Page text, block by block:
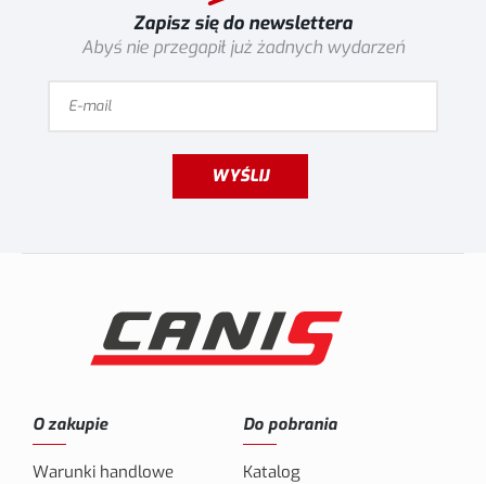
Zapisz się do newslettera
Abyś nie przegapił już żadnych wydarzeń
WYŚLIJ
O zakupie
Warunki handlowe
Do pobrania
Katalog